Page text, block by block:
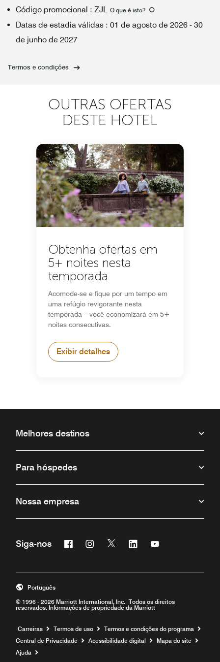
Código promocional : ZJL O que é isto?
Datas de estadia válidas : 01 de agosto de 2026 - 30
de junho de 2027
Termos e condições
OUTRAS OFERTAS
DESTE HOTEL
Obtenha ofertas em
5+ noites nesta
temporada
Acomode-se e fique por um tempo em
uma refúgio revigorante nesta
temporada – você economizará em 5+
noites consecutivas.
Exibir detalhes
Melhores destinos
Para hóspedes
Nossa empresa
Siga-nos FacebookInstagram
Twitter Linkedin
© 1996 - 2026 Marriott International, Inc. Todos os direitos
reservados. Informações de propriedade da Marriott
Português
Carreiras Termos de uso
Termos e condições do programa
Central de Privacidade
Acessibilidade digital
Mapa do site
Ajuda